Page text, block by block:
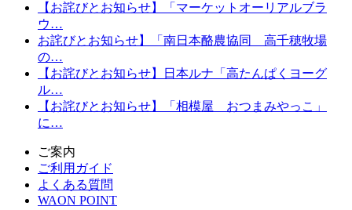
【お詫びとお知らせ】「マーケットオーリアルブラ
ウ…
お詫びとお知らせ】「南日本酪農協同 高千穂牧場
の…
【お詫びとお知らせ】日本ルナ「高たんぱくヨーグ
ル…
【お詫びとお知らせ】「相模屋 おつまみやっこ」
に…
ご案内
ご利用ガイド
よくある質問
WAON POINT